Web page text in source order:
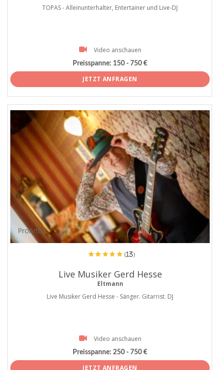
TOPAS - Alleinunterhalter, Entertainer und Live-DJ
Video anschauen
Preisspanne: 150 - 750 €
JETZT ANFRAGEN
ProArtist
(13)
Live Musiker Gerd Hesse
Eltmann
Live Musiker Gerd Hesse - Sänger. Gitarrist. DJ
Video anschauen
Preisspanne: 250 - 750 €
JETZT ANFRAGEN